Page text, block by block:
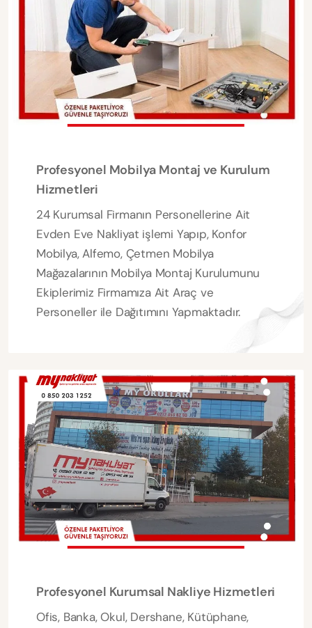
Profesyonel Mobilya Montaj ve Kurulum
Hizmetleri
24 Kurumsal Firmanın Personellerine Ait
Evden Eve Nakliyat işlemi Yapıp, Konfor
Mobilya, Alfemo, Çetmen Mobilya
Mağazalarının Mobilya Montaj Kurulumunu
Ekiplerimiz Firmamıza Ait Araç ve
Personeller ile Dağıtımını Yapmaktadır.
Profesyonel Kurumsal Nakliye Hizmetleri
Ofis, Banka, Okul, Dershane, Kütüphane,